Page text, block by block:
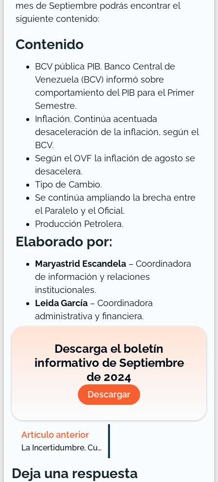
mes de Septiembre podrás encontrar el
siguiente contenido:
Contenido
BCV pública PIB. Banco Central de
Venezuela (BCV) informó sobre
comportamiento del PIB para el Primer
Semestre.
Inflación. Continúa acentuada
desaceleración de la inflación, según el
BCV.
Según el OVF la inflación de agosto se
desacelera.
Tipo de Cambio.
Se continúa ampliando la brecha entre
el Paralelo y el Oficial.
Producción Petrolera.
Elaborado por:
Maryastrid Escandela – Coordinadora
de información y relaciones
institucionales.
Leida García – Coordinadora
administrativa y financiera.
Descarga el boletín
informativo de Septiembre
de 2024
Descargar
Artículo anterior
La Incertidumbre, Cumbre a la Economía en un Entorno Poselectoral
Deja una respuesta